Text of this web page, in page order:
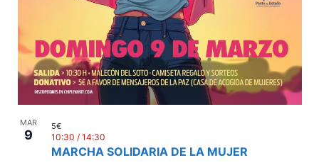
MAR
9
MARCHA SOLIDARIA DE LA MUJER
10:30 / 14:30
5€